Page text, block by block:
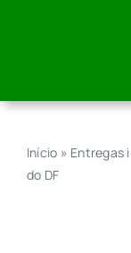
Início » Entregas
do DF